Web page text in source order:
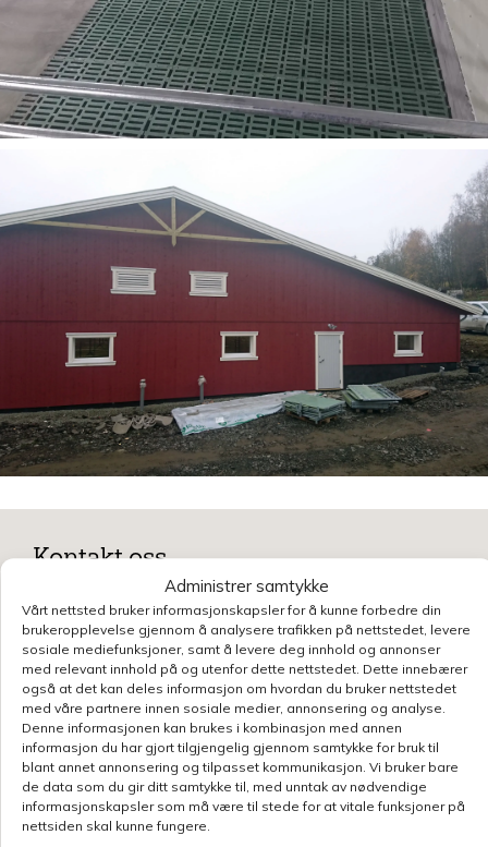
Administrer samtykke
Vårt nettsted bruker informasjonskapsler for å kunne forbedre din
brukeropplevelse gjennom å analysere trafikken på nettstedet, levere
sosiale mediefunksjoner, samt å levere deg innhold og annonser
med relevant innhold på og utenfor dette nettstedet. Dette innebærer
også at det kan deles informasjon om hvordan du bruker nettstedet
med våre partnere innen sosiale medier, annonsering og analyse.
Denne informasjonen kan brukes i kombinasjon med annen
informasjon du har gjort tilgjengelig gjennom samtykke for bruk til
blant annet annonsering og tilpasset kommunikasjon. Vi bruker bare
de data som du gir ditt samtykke til, med unntak av nødvendige
informasjonskapsler som må være til stede for at vitale funksjoner på
nettsiden skal kunne fungere.
Kontakt oss
Benytt skjemaet for å gjøre en henvendelse
relatert til denne siden, så blir du kontaktet
innen kort tid.Klikk her for å se oversikt over
kontaktpersoner
Kontakt
oss